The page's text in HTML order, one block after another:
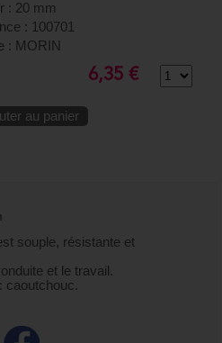
: 20 mm
: 100701
: MORIN
6,35 €
au panier
souple, résistante et
et le travail.
caoutchouc.